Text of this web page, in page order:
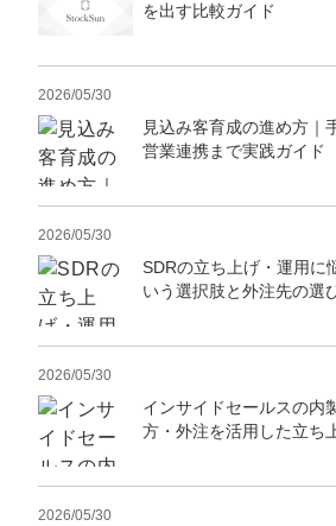
を出す比較ガイド
2026/05/30
見込み客育成の進め方｜
営業連携まで実践ガイド
2026/05/30
SDRの立ち上げ・運用に
いう選択肢と外注先の選
2026/05/30
インサイドセールスの内
方・外注を活用した立ち
2026/05/30